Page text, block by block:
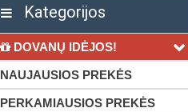
Kategorijos
DOVANŲ IDĖJOS!
NAUJAUSIOS PREKĖS
PERKAMIAUSIOS PREKĖS